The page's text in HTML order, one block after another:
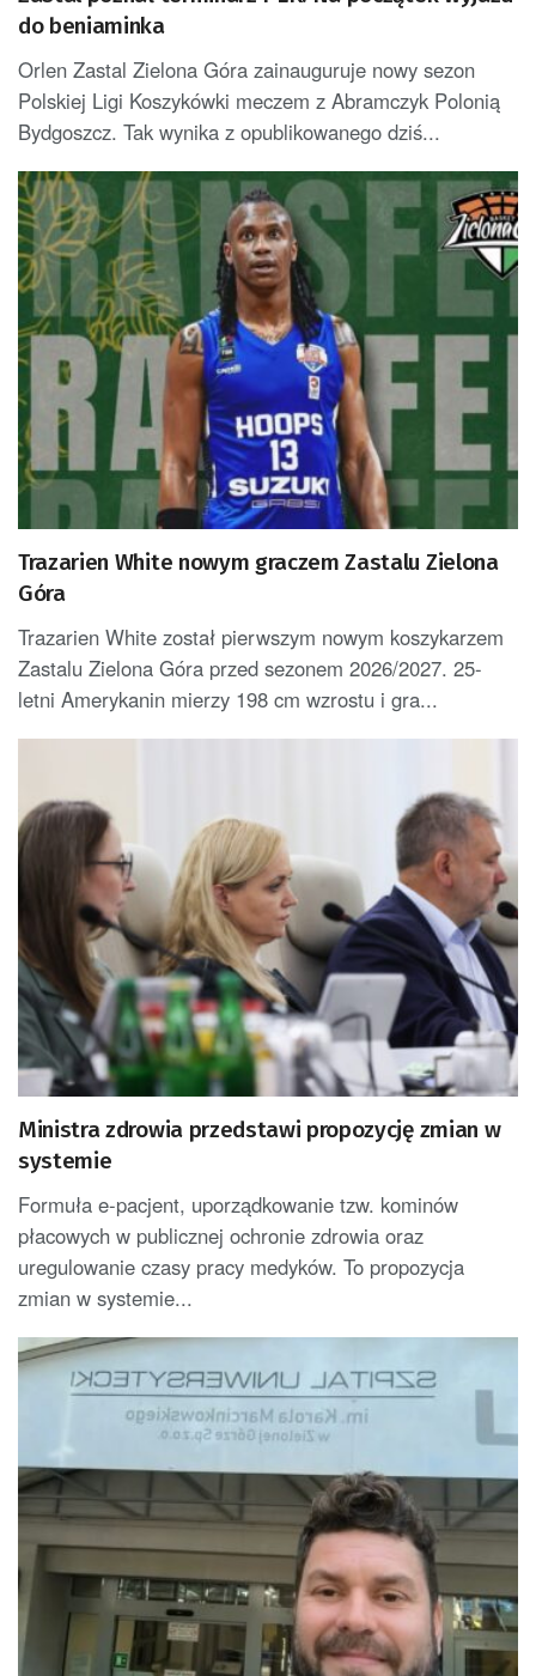
do beniaminka
Orlen Zastal Zielona Góra zainauguruje nowy sezon
Polskiej Ligi Koszykówki meczem z Abramczyk Polonią
Bydgoszcz. Tak wynika z opublikowanego dziś...
Trazarien White nowym graczem Zastalu Zielona
Góra
Trazarien White został pierwszym nowym koszykarzem
Zastalu Zielona Góra przed sezonem 2026/2027. 25-
letni Amerykanin mierzy 198 cm wzrostu i gra...
Ministra zdrowia przedstawi propozycję zmian w
systemie
Formuła e-pacjent, uporządkowanie tzw. kominów
płacowych w publicznej ochronie zdrowia oraz
uregulowanie czasy pracy medyków. To propozycja
zmian w systemie...